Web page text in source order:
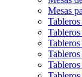
Mesas